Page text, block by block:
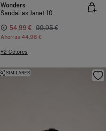
Wonders
Sandalias Janet 10
54,99 € 99,95 €
Ahorras 44,96 €
+2 Colores
SIMILARES